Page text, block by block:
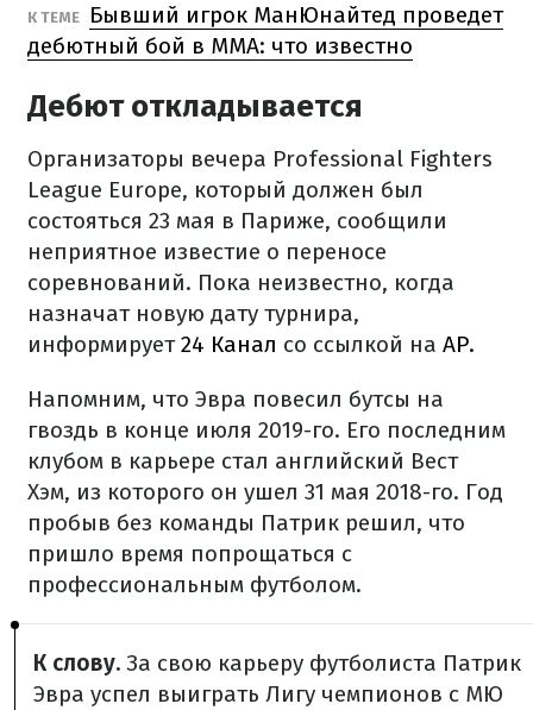
К ТЕМЕ
Бывший игрок МанЮнайтед проведет
дебютный бой в ММА: что известно
Дебют откладывается
Организаторы вечера Professional Fighters
League Europe, который должен был
состояться 23 мая в Париже, сообщили
неприятное известие о переносе
соревнований. Пока неизвестно, когда
назначат новую дату турнира,
информирует24 Канал со ссылкой на AP.
Напомним, что Эвра повесил бутсы на
гвоздь в конце июля 2019-го. Его последним
клубом в карьере стал английский Вест
Хэм, из которого он ушел 31 мая 2018-го. Год
пробыв без команды Патрик решил, что
пришло время попрощаться с
профессиональным футболом.
К слову. За свою карьеру футболиста Патрик
Эвра успел выиграть Лигу чемпионов с МЮ